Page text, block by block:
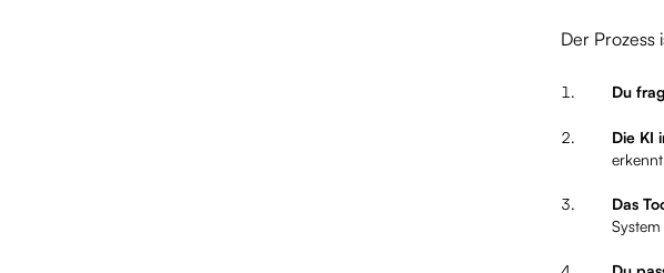
Der Prozess
Du
Die KI
Das